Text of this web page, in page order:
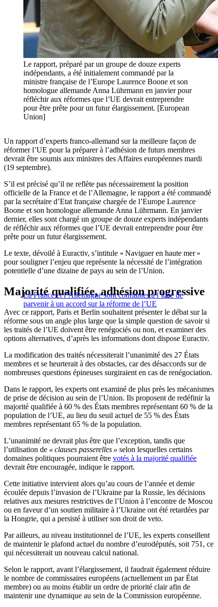
Le rapport, préparé par un groupe de douze experts
indépendants, a été initialement commandé par la
ministre française de l’Europe Laurence Boone et son
homologue allemande Anna Lührmann en janvier pour
réfléchir aux réformes que l’UE devrait entreprendre
pour être prête pour un futur élargissement. [European
Union]
Un rapport d’experts franco-allemand sur la meilleure façon de
réformer l’UE pour la préparer à l’adhésion de futurs membres
devrait être soumis aux ministres des Affaires européennes mardi
(19 septembre).
S’il est précisé qu’il ne reflète pas nécessairement la position
officielle de la France et de l’Allemagne, le rapport a été commandé
par la secrétaire d’Etat française chargée de l’Europe Laurence
Boone et son homologue allemande Anna Lührmann. En janvier
dernier, elles sont chargé un groupe de douze experts indépendants
de réfléchir aux réformes que l’UE devrait entreprendre pour être
prête pour un futur élargissement.
Le texte, dévoilé à Euractiv, s’intitule « Naviguer en haute mer »
pour souligner l’enjeu que représente la nécessité de l’intégration
potentielle d’une dizaine de pays au sein de l’Union.
La France et l’Allemagne sont confiantes à l’idée de
parvenir à un accord sur la réforme de l’UE
Majorité qualifiée, adhésion progressive
Avec ce rapport, Paris et Berlin souhaitent présenter le débat sur la
réforme sous un angle plus large que la simple question de savoir si
les traités de l’UE doivent être renégociés ou non, et examiner des
options alternatives, d’après les informations dont dispose Euractiv.
La modification des traités nécessiterait l’unanimité des 27 États
membres et se heurterait à des obstacles, car des désaccords sur de
nombreuses questions épineuses surgiraient en cas de renégociation.
Dans le rapport, les experts ont examiné de plus près les mécanismes
de prise de décision au sein de l’Union. Ils proposent de redéfinir la
majorité qualifiée à 60 % des États membres représentant 60 % de la
population de l’UE, au lieu du seuil actuel de 55 % des États
membres représentant 65 % de la population.
L’unanimité ne devrait plus être que l’exception, tandis que
l’utilisation de « clauses passerelles » selon lesquelles certains
domaines politiques pourraient être votés à la majorité qualifiée
devrait être encouragée, indique le rapport.
Cette initiative intervient alors qu’au cours de l’année et demie
écoulée depuis l’invasion de l’Ukraine par la Russie, les décisions
relatives aux mesures restrictives de l’Union à l’encontre de Moscou
ou en faveur d’un soutien militaire à l’Ukraine ont été retardées par
la Hongrie, qui a persisté à utiliser son droit de veto.
Par ailleurs, au niveau institutionnel de l’UE, les experts conseillent
de maintenir le plafond actuel du nombre d’eurodéputés, soit 751, ce
qui nécessiterait un nouveau calcul national.
Selon le rapport, avant l’élargissement, il faudrait également réduire
le nombre de commissaires européens (actuellement un par État
membre) ou au moins établir un ordre de priorité clair afin de
maintenir une dynamique au sein de la Commission européenne.